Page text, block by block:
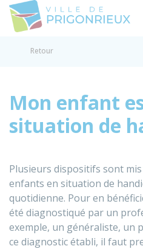
Retour
Mon enfant
situation de
Plusieurs dispositifs sont
enfants en situation de
quotidienne. Pour en
été diagnostiqué par un
exemple, un généraliste, un
ce diagnostic établi, il faut